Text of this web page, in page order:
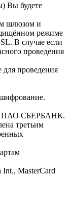
Вы будете
шлюзом и
режиме
В случае если
проведения
для проведения
ПАО СБЕРБАНК.
третьим
MasterCard